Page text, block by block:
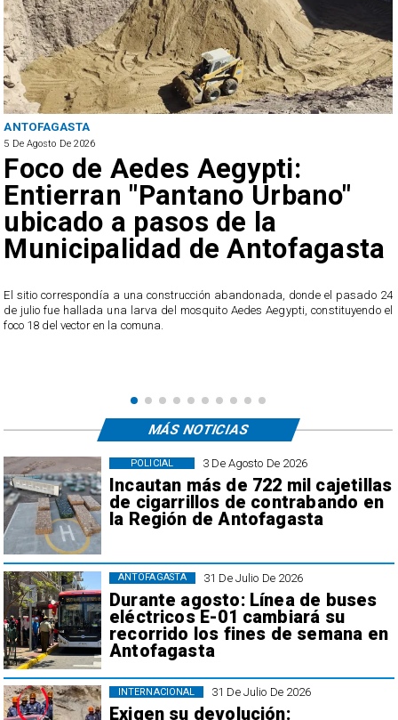
ANTOFAGASTA
5 De Agosto De 2026
Foco de Aedes Aegypti:
Entierran "Pantano Urbano"
ubicado a pasos de la
Municipalidad de Antofagasta
El sitio correspondía a una construcción abandonada, donde el pasado 24
de julio fue hallada una larva del mosquito Aedes Aegypti, constituyendo el
foco 18 del vector en la comuna.
3 De Agosto De 2026
Incautan más de 722 mil cajetillas
de cigarrillos de contrabando en
la Región de Antofagasta
POLICIAL
31 De Julio De 2026
Durante agosto: Línea de buses
eléctricos E-01 cambiará su
recorrido los fines de semana en
Antofagasta
ANTOFAGASTA
31 De Julio De 2026
Exigen su devolución:
INTERNACIONAL
MÁS NOTICIAS